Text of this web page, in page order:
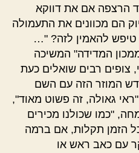
הרצפה אם את דווקא
הם מכוונים את התעמולה
טיפש להאמין לזה? "…
המדידה" המשיכה
צופים רבים שואלים כעת
המוזר הזה עם השם
גאולה, זה פשוט מאוד",
"כמו שכולנו מכירים
כל הזמן תקלות, אם ברמה
עם כאב ראש או